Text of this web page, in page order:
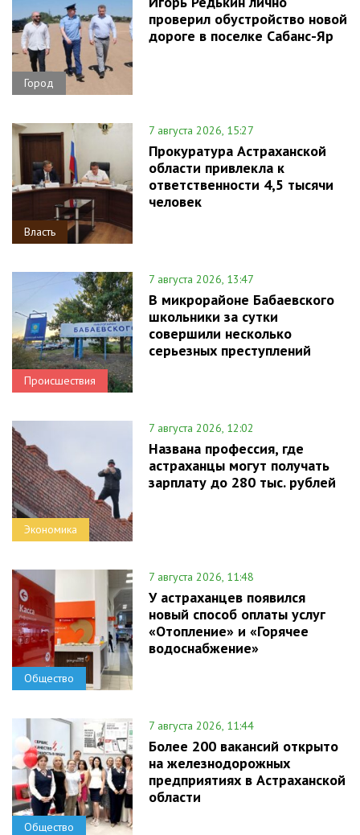
Город
проверил обустройство новой
дороге в поселке Сабанс-Яр
Власть
7 августа 2026, 15:27
Прокуратура Астраханской
области привлекла к
ответственности 4,5 тысячи
человек
Происшествия
7 августа 2026, 13:47
В микрорайоне Бабаевского
школьники за сутки
совершили несколько
серьезных преступлений
Экономика
7 августа 2026, 12:02
Названа профессия, где
астраханцы могут получать
зарплату до 280 тыс. рублей
Общество
7 августа 2026, 11:48
У астраханцев появился
новый способ оплаты услуг
«Отопление» и «Горячее
водоснабжение»
Общество
7 августа 2026, 11:44
Более 200 вакансий открыто
на железнодорожных
предприятиях в Астраханской
области